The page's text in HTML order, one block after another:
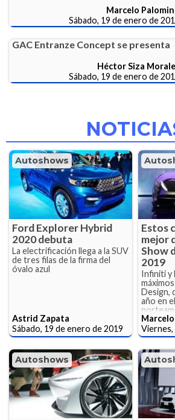
Marcelo
Sábado, 19 de enero de
GAC Entranze Concept se presenta
Héctor Siza
Sábado, 19 de enero de
Autoshows
Ford Explorer Hybrid
2020 debuta
La electrificación llega a la SUV
de tres filas de la firma del
óvalo azul
Astrid Zapata
Sábado, 19 de enero de 2019
Estos
mejor
Show
2019
Infiniti y
Design,
año en
Viernes,
Autoshows